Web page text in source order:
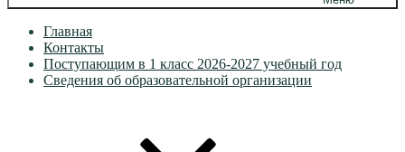
Главная
Контакты
Поступающим в 1 класс 2026-2027 учебный год
Сведения об образовательной организации